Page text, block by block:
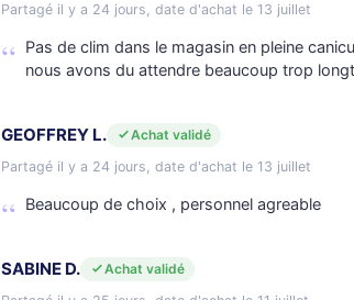
Partagé il y a 24 jours, date d'achat le 13 juillet
Pas de clim dans le magasin en pleine
nous avons du attendre beaucoup trop
GEOFFREY L.
Achat validé
Partagé il y a 24 jours, date d'achat le 13 juillet
Beaucoup de choix , personnel agreable
SABINE D.
Achat validé